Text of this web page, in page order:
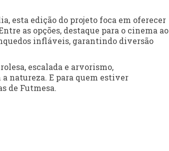
esta edição do projeto foca em oferecer
as opções, destaque para o cinema ao
infláveis, garantindo diversão
escalada e arvorismo,
natureza. E para quem estiver
de Futmesa.